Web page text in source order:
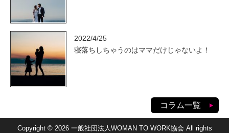
2022/4/25
寝落ちしちゃうのはママだけじゃないよ！
コラム一覧
Copyright © 2026 一般社団法人WOMAN TO WORK協会 All rights